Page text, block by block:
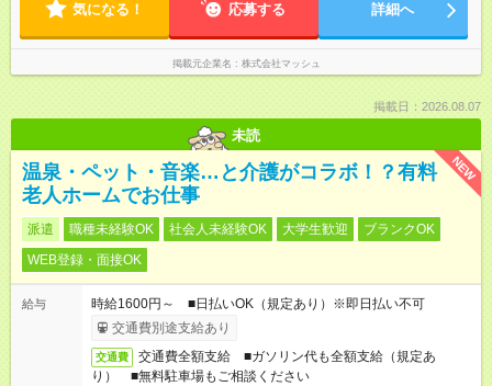
気になる！ 応募する 詳細へ
掲載元企業名 株式会社マッシュ
掲載日：2026.08.07
未読
NEW
温泉・ペット・音楽…と介護がコラボ！？有料
老人ホームでお仕事
派遣 職種未経験OK 社会人未経験OK 大学生歓迎
ブランクOK
WEB登録・面接OK
給与
時給1600円～ ■日払いOK（規定あり）※即日払い不可
交通費別途支給あり
交通費
交通費全額支給 ■ガソリン代も全額支給（規定あ
り） ■無料駐車場もご相談ください